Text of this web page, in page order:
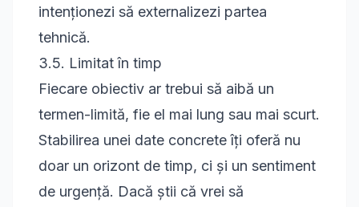
intenționezi să externalizezi partea
tehnică.
3.5. Limitat în timp
Fiecare obiectiv ar trebui să aibă un
termen-limită, fie el mai lung sau mai scurt.
Stabilirea unei date concrete îți oferă nu
doar un orizont de timp, ci și un sentiment
de urgență. Dacă știi că vrei să